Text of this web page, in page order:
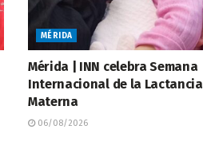
MÉRIDA
Mérida | INN celebra Semana
Internacional de la Lactancia
Materna
06/08/2026